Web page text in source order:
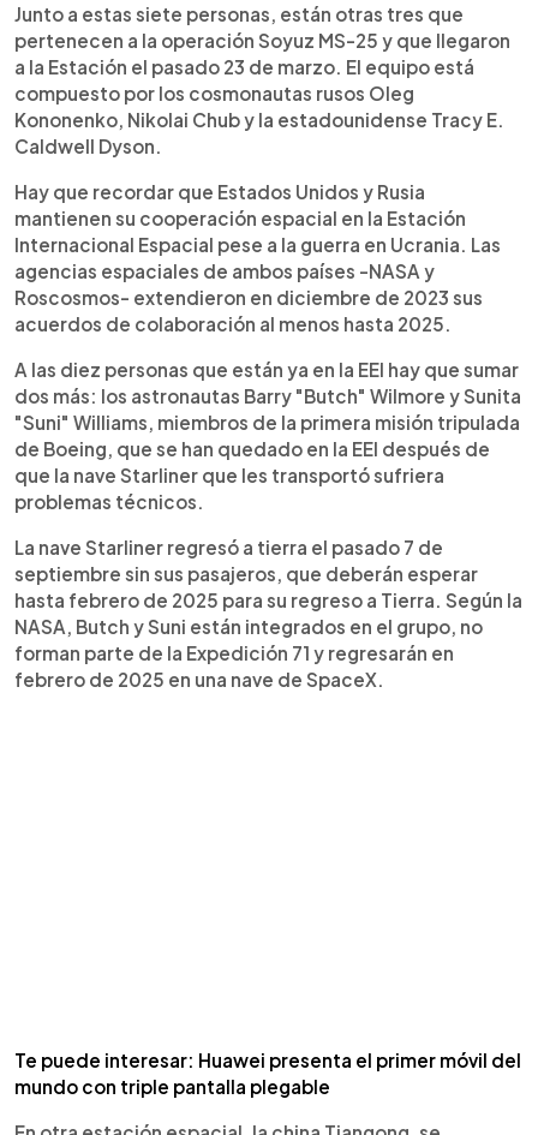
Junto a estas siete personas, están otras tres que
pertenecen a la operación Soyuz MS-25 y que llegaron
a la Estación el pasado 23 de marzo. El equipo está
compuesto por los cosmonautas rusos Oleg
Kononenko, Nikolai Chub y la estadounidense Tracy E.
Caldwell Dyson.
Hay que recordar que Estados Unidos y Rusia
mantienen su cooperación espacial en la Estación
Internacional Espacial pese a la guerra en Ucrania. Las
agencias espaciales de ambos países -NASA y
Roscosmos- extendieron en diciembre de 2023 sus
acuerdos de colaboración al menos hasta 2025.
A las diez personas que están ya en la EEI hay que sumar
dos más: los astronautas Barry "Butch" Wilmore y Sunita
"Suni" Williams, miembros de la primera misión tripulada
de Boeing, que se han quedado en la EEI después de
que la nave Starliner que les transportó sufriera
problemas técnicos.
La nave Starliner regresó a tierra el pasado 7 de
septiembre sin sus pasajeros, que deberán esperar
hasta febrero de 2025 para su regreso a Tierra. Según la
NASA, Butch y Suni están integrados en el grupo, no
forman parte de la Expedición 71 y regresarán en
febrero de 2025 en una nave de SpaceX.
Te puede interesar: Huawei presenta el primer móvil del
mundo con triple pantalla plegable